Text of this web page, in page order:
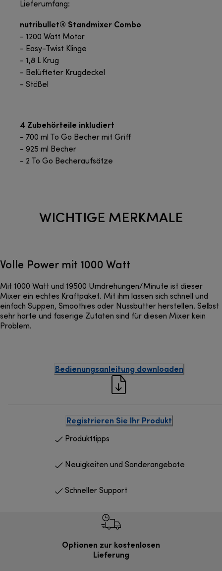
Lieferumfang:
nutribullet® Standmixer Combo
- 1200 Watt Motor
- Easy-Twist Klinge
- 1,8 L Krug
- Belüfteter Krugdeckel
- Stößel
4 Zubehörteile inkludiert
- 700 ml To Go Becher mit Griff
- 925 ml Becher
- 2 To Go Becheraufsätze
WICHTIGE MERKMALE
Volle Power mit 1000 Watt
Mit 1000 Watt und 19500 Umdrehungen/Minute ist dieser
Mixer ein echtes Kraftpaket. Mit ihm lassen sich schnell und
einfach Suppen, Smoothies oder Nussbutter herstellen. Selbst
sehr harte und faserige Zutaten sind für diesen Mixer kein
Problem.
Bedienungsanleitung downloaden
Registrieren Sie Ihr Produkt
Produkttipps
Neuigkeiten und Sonderangebote
Schneller Support
Optionen zur kostenlosen
Lieferung